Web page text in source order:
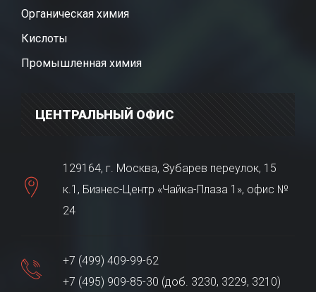
Органическая химия
Кислоты
Промышленная химия
ЦЕНТРАЛЬНЫЙ ОФИС
129164, г. Москва, Зубарев переулок, 15
к.1, Бизнес-Центр «Чайка-Плаза 1», офис №
24
+7 (499) 409-99-62
+7 (495) 909-85-30 (доб. 3230, 3229, 3210)